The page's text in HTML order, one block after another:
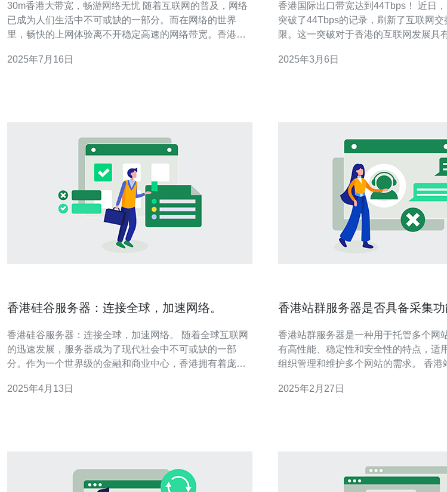
30m香港大带宽，畅游网络无忧 随着互联网的普及，网络
已成为人们生活中不可或缺的一部分。而在网络的世界
里，畅快的上网体验离不开稳定高速的网络带宽。香港作
高速稳定的网络服务，其中30m的大带宽更是让用户畅享
2025年7月16日
香港国际出口带宽达到44Tbps！ 近日，香港国际出口带宽
突破了44Tbps的记录，刷新了互联网交
限。这一突破对于香港的互联网发展具
为全球最重要的互联网出口中心之一，
2025年3月6日
香港硅谷服务器：连接全球，加速网络。
香港硅谷服务器：连接全球，加速网络。 随着全球互联网
的迅速发展，服务器成为了现代社会中不可或缺的一部
分。作为一个世界级的金融和商业中心，香港拥有着庞大
生。本文将介绍香港硅谷服务器的特点和优势。 1. 位置优
2025年4月13日
香港站群服务器是否具备采集功
香港站群服务器是一种用于托管多个网
有高性能、稳定性和安全性的特点，适
组织管理和维护多个网站的需求。 香港站群服务器具备许
系统选择等。此外，它还提供了一些高
2025年2月27日